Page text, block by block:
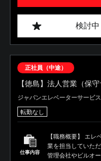
検討
正社員（中途）
【徳島】法人営業（保守
ジャパンエレベーターサービ
転勤なし
仕事内容
【職務概要】 エ
業を担当していた
管理会社やビルオ